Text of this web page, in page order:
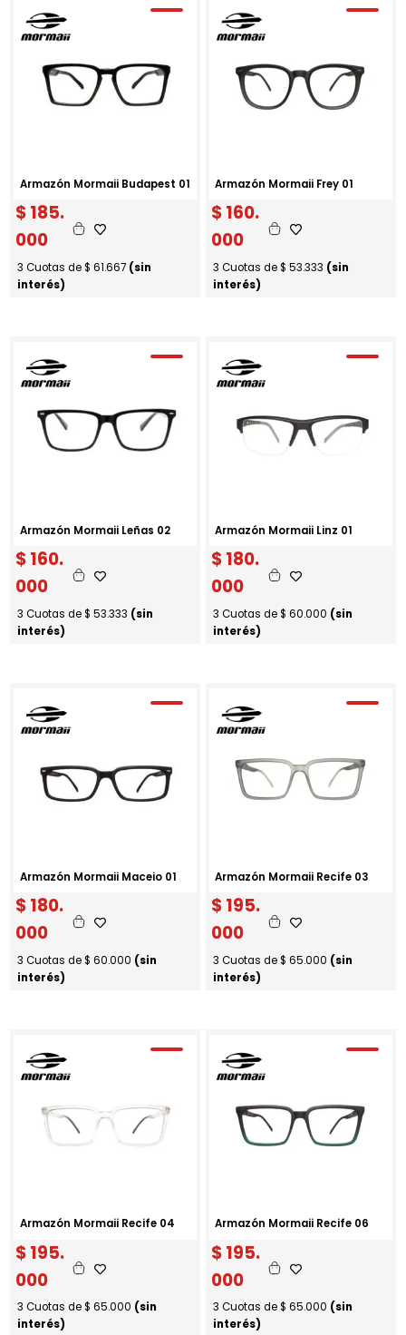
Armazón Mormaii Budapest 01
$185.
000
3 Cuotas de $ 61.667 (sin
interés)
Armazón Mormaii Frey 01
$160.
000
3 Cuotas de $ 53.333 (sin
interés)
Armazón Mormaii Leñas 02
$160.
000
3 Cuotas de $ 53.333 (sin
interés)
Armazón Mormaii Linz 01
$180.
000
3 Cuotas de $ 60.000 (sin
interés)
Armazón Mormaii Maceio 01
$180.
000
3 Cuotas de $ 60.000 (sin
interés)
Armazón Mormaii Recife 03
$195.
000
3 Cuotas de $ 65.000 (sin
interés)
Armazón Mormaii Recife 04
$195.
000
3 Cuotas de $ 65.000 (sin
interés)
Armazón Mormaii Recife 06
$195.
000
3 Cuotas de $ 65.000 (sin
interés)